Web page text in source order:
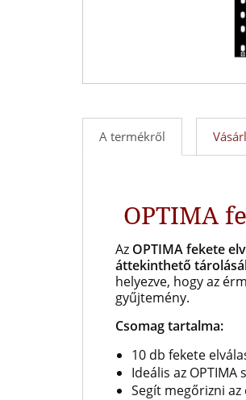
A termékről
OPTIMA
Az OPTIMA fekete
áttekinthető
helyezve, hogy az
gyűjtemény.
Csomag tartalma:
10 db fekete
Ideális az
Segít megőrizni